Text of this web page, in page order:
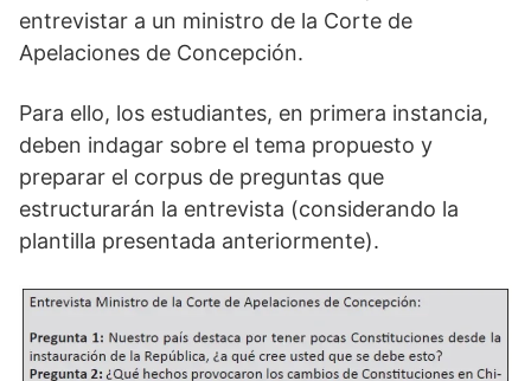
entrevistar a un ministro de la Corte de
Apelaciones de Concepción.
Para ello, los estudiantes, en primera instancia,
deben indagar sobre el tema propuesto y
preparar el corpus de preguntas que
estructurarán la entrevista (considerando la
plantilla presentada anteriormente).